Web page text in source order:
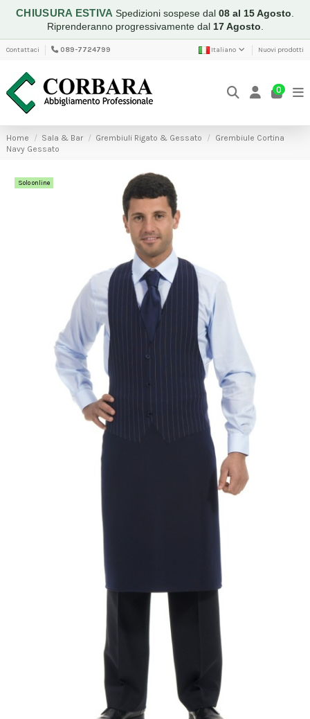
CHIUSURA ESTIVA Spedizioni sospese dal 08 al 15 Agosto
Riprenderanno progressivamente dal 17 Agosto
Contattaci 089-7724799 Italiano Nuovi prodotti
0
Home Sala & Bar Grembiuli Rigato & Gessato
Grembiule Cortina
Navy Gessato
Solo online